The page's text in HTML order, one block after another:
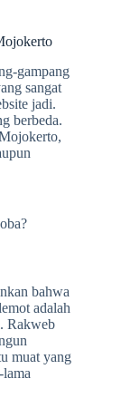
gampang
sangat
jadi.
berbeda.
bahwa
adalah
Rakweb
muat yang